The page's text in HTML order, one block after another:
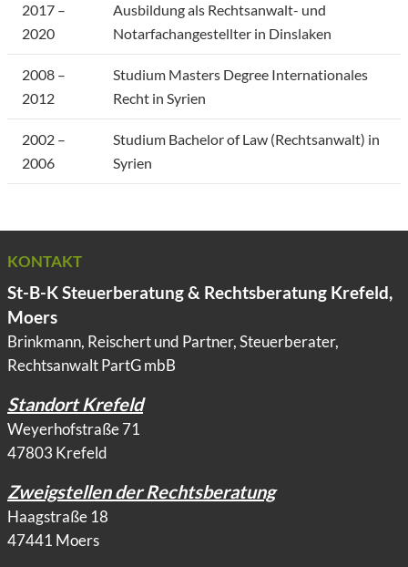
2017 –
2020
Ausbildung als Rechtsanwalt- und
Notarfachangestellter in Dinslaken
2008 –
2012
Studium Masters Degree Internationales
Recht in Syrien
2002 –
2006
Studium Bachelor of Law (Rechtsanwalt) in
Syrien
KONTAKT
St-B-K Steuerberatung & Rechtsberatung Krefeld,
Moers
Brinkmann, Reischert und Partner, Steuerberater,
Rechtsanwalt PartG mbB
Standort Krefeld
Weyerhofstraße 71
47803 Krefeld
Zweigstellen der Rechtsberatung
Haagstraße 18
47441 Moers